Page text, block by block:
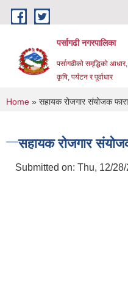
Skip to main content
पर्सागढी नगरपालिका
पर्सागढीको समृद्धिको
कृषि, पर्यटन र पूर्वाधार
You are here
Home » सहायक रोजगार संयोजक
सहायक रोजगार
Submitted on: Thu, 12/